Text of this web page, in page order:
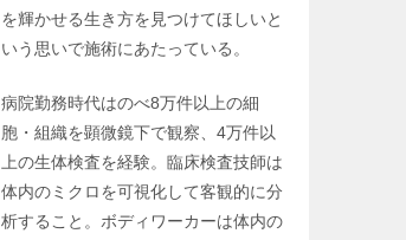
を輝かせる生き方を見つけてほしいと
いう思いで施術にあたっている。
病院勤務時代はのべ8万件以上の細
胞・組織を顕微鏡下で観察、4万件以
上の生体検査を経験。臨床検査技師は
体内のミクロを可視化して客観的に分
析すること。ボディワーカーは体内の